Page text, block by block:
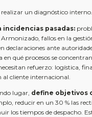
realizar un diagnóstico interno.
incidencias pasadas:
Armonizado, fallos en la
declaraciones ante
en qué procesos se
refuerzo: logística,
al cliente internacional.
lugar, define objetivos
reducir en un 30 % las
los tiempos de despacho.